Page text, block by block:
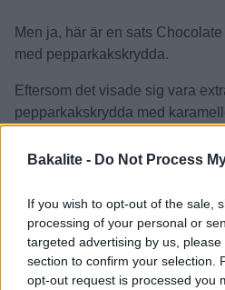
Bakalite - Do Not Process
If you wish to opt-out of the sale,
processing of your personal or
targeted advertising by us,
section to confirm your selection.
opt-out request is processed you
Men ja, här är en sats
med pepparkakskrydda.
Eftersom det visade sig vara
pepparkakskrydda med
pepparkaka med liknande